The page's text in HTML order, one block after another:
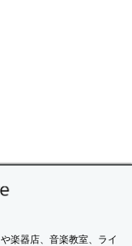
楽器店、音楽教室、ライ